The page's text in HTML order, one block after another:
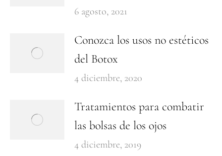
6 agosto, 2021
Conozca los usos no estéticos
del Botox
4 diciembre, 2020
Tratamientos para combatir
las bolsas de los ojos
4 diciembre, 2019